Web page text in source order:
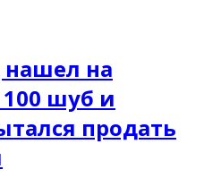
на
шуб и
продать